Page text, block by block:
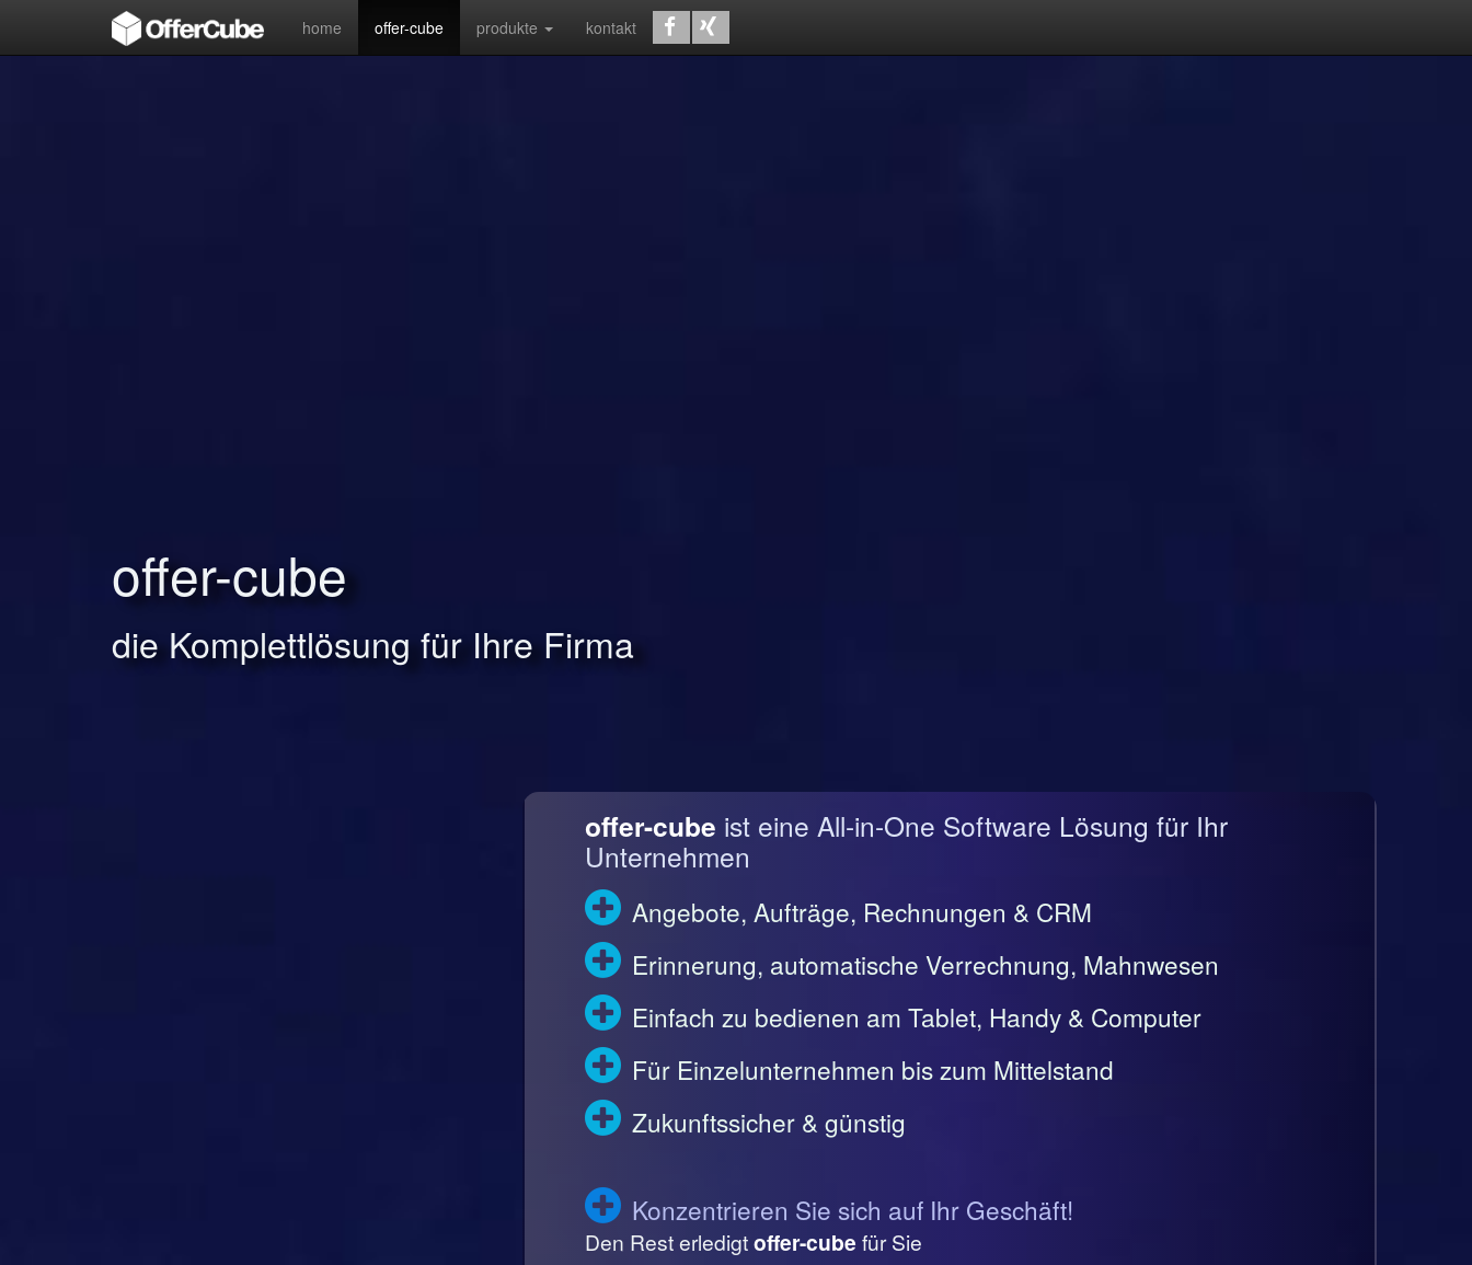
home offer-cube produkte kontakt
offer-cube
die Komplettlösung für Ihre Firma
offer-cube ist eine All-in-One Software Lösung für Ihr
Unternehmen
Angebote, Aufträge, Rechnungen & CRM
Erinnerung, automatische Verrechnung, Mahnwesen
Einfach zu bedienen am Tablet, Handy & Computer
Für Einzelunternehmen bis zum Mittelstand
Zukunftssicher & günstig
Konzentrieren Sie sich auf Ihr Geschäft!
Den Rest erledigtoffer-cube für Sie